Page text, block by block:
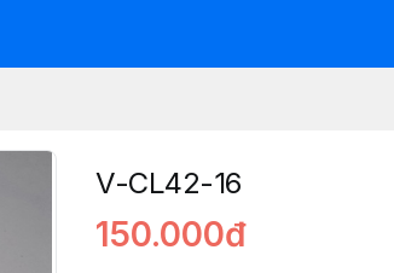
V-CL42-16
150.000đ